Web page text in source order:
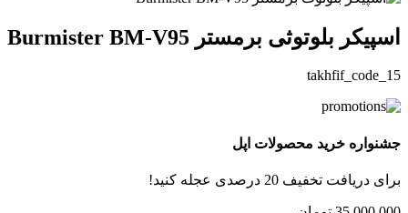
اسپیکر بلوتوثی برمستر Burmister BM-V95
takhfif_code_15
جشنواره خرید محصولات اپل
برای دریافت تخفیف 20 درصدی عجله کنید!